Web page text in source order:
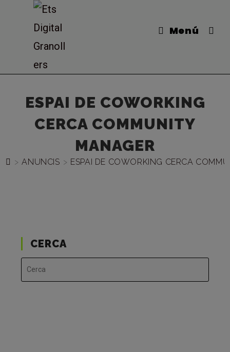
Menú
ESPAI DE COWORKING
CERCA COMMUNITY
MANAGER
> ANUNCIS > ESPAI DE COWORKING CERCA
CERCA